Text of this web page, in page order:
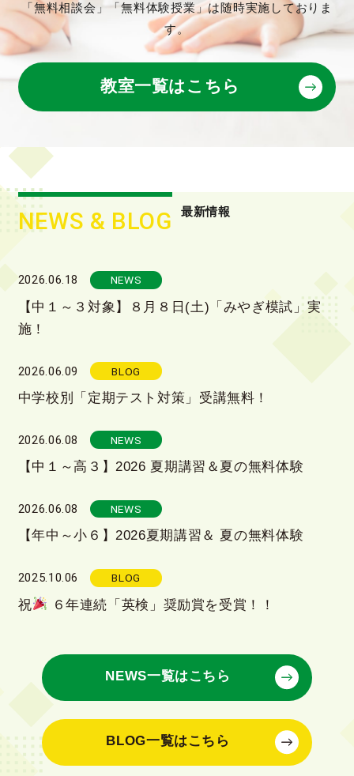
「無料相談会」「無料体験授業」は随時実施しておりま
す。
教室一覧はこちら
NEWS & BLOG 最新情報
2026.06.18 NEWS
【中１～３対象】８月８日(土)「みやぎ模試」実
施！
2026.06.09 BLOG
中学校別「定期テスト対策」受講無料！
2026.06.08 NEWS
【中１～高３】2026 夏期講習＆夏の無料体験
2026.06.08 NEWS
【年中～小６】2026夏期講習＆ 夏の無料体験
2025.10.06 BLOG
祝 ６年連続「英検」奨励賞を受賞！！
NEWS一覧はこちら
BLOG一覧はこちら